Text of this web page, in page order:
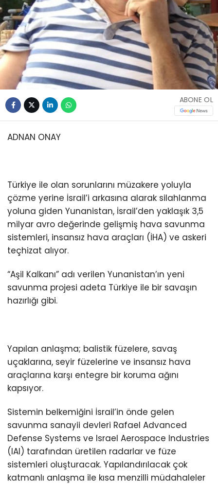
ABONE OL
ADNAN ONAY
Türkiye ile olan sorunlarını müzakere yoluyla
çözme yerine İsrail’i arkasına alarak silahlanma
yoluna giden Yunanistan, İsrail’den yaklaşık 3,5
milyar avro değerinde gelişmiş hava savunma
sistemleri, insansız hava araçları (İHA) ve askeri
teçhizat alıyor.
“Aşil Kalkanı” adı verilen Yunanistan’ın yeni
savunma projesi adeta Türkiye ile bir savaşın
hazırlığı gibi.
Yapılan anlaşma; balistik füzelere, savaş
uçaklarına, seyir füzelerine ve insansız hava
araçlarına karşı entegre bir koruma ağını
kapsıyor.
Sistemin belkemiğini İsrail’in önde gelen
savunma sanayii devleri Rafael Advanced
Defense Systems ve Israel Aerospace Industries
(IAI) tarafından üretilen radarlar ve füze
sistemleri oluşturacak. Yapılandırılacak çok
katmanlı anlaşma ile kısa menzilli müdahaleler